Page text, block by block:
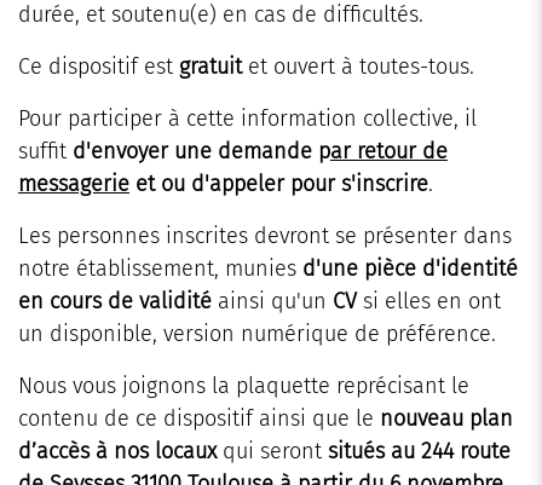
durée, et soutenu(e) en cas de difficultés.
Ce dispositif est gratuitet ouvert à toutes-tous.
Pour participer à cette information collective, il
suffit d'envoyer une demande par retour de
messagerie et ou d'appeler pour s'inscrire.
Les personnes inscrites devront se présenter dans
notre établissement, munies d'une pièce d'identité
en cours de validité ainsi qu'un CVsi elles en ont
un disponible, version numérique de préférence.
Nous vous joignons la plaquette reprécisant le
contenu de ce dispositif ainsi que le nouveau plan
d’accès à nos locaux qui seront situés au 244 route